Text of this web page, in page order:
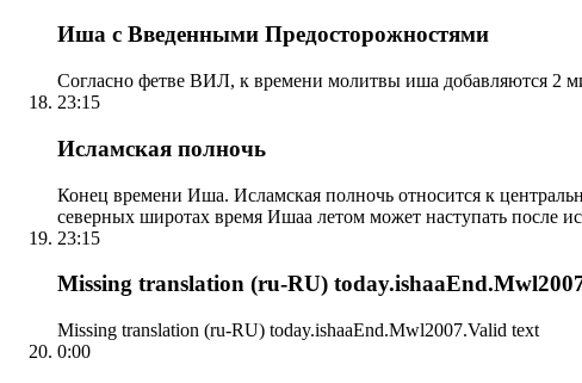
Иша с Введенными Предосторожностями
Согласно фетве ВИЛ, к времени молитвы иша добавляются 2
23:15
Исламская полночь
Конец времени Иша. Исламская полночь относится к
северных широтах время Ишаа летом может наступать после
23:15
Missing translation (ru-RU)
Missing translation (ru-RU) today.ishaaEnd.Mwl2007.Valid text
0:00